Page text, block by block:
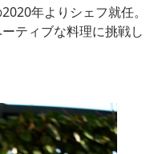
年よりシェフ就任。
ティブな料理に挑戦し